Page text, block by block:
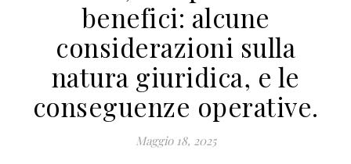
benefici: alcune
considerazioni sulla
natura giuridica, e le
conseguenze operative.
Maggio 18, 2025